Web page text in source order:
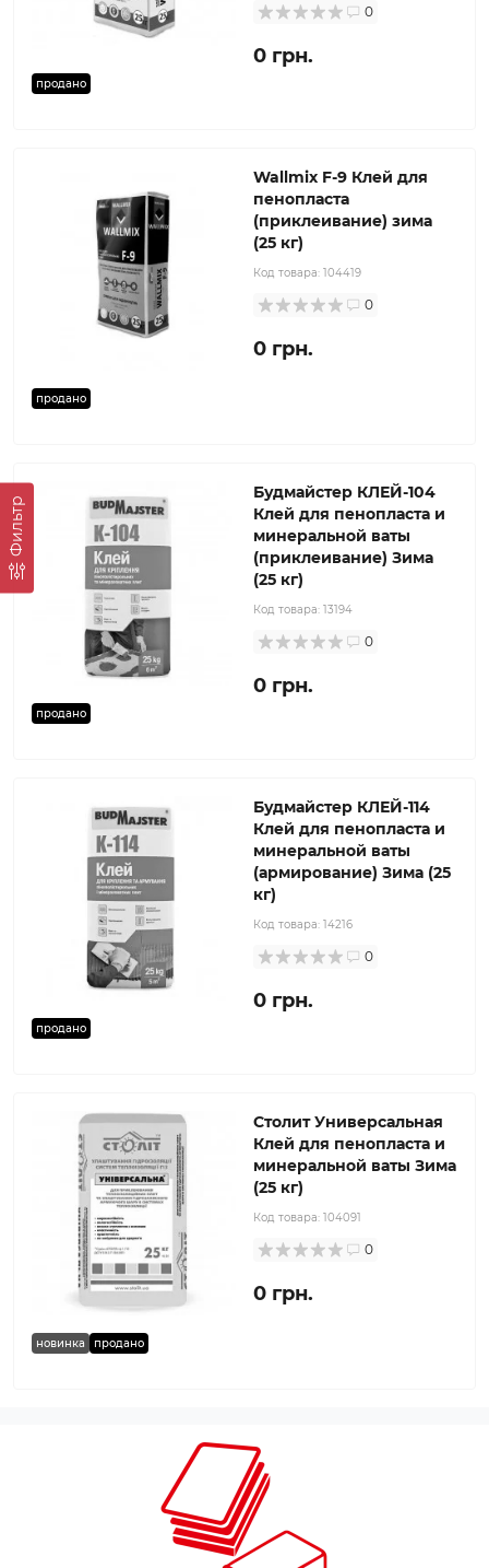
Фильтр
продано
0
0 грн.
продано
Wallmix F-9 Клей для
пенопласта
(приклеивание) зима
(25 кг)
Код товара: 104419
0
0 грн.
продано
Будмайстер КЛЕЙ-104
Клей для пенопласта и
минеральной ваты
(приклеивание) Зима
(25 кг)
Код товара: 13194
0
0 грн.
продано
Будмайстер КЛЕЙ-114
Клей для пенопласта и
минеральной ваты
(армирование) Зима (25
кг)
Код товара: 14216
0
0 грн.
новинка продано
Столит Универсальная
Клей для пенопласта и
минеральной ваты Зима
(25 кг)
Код товара: 104091
0
0 грн.